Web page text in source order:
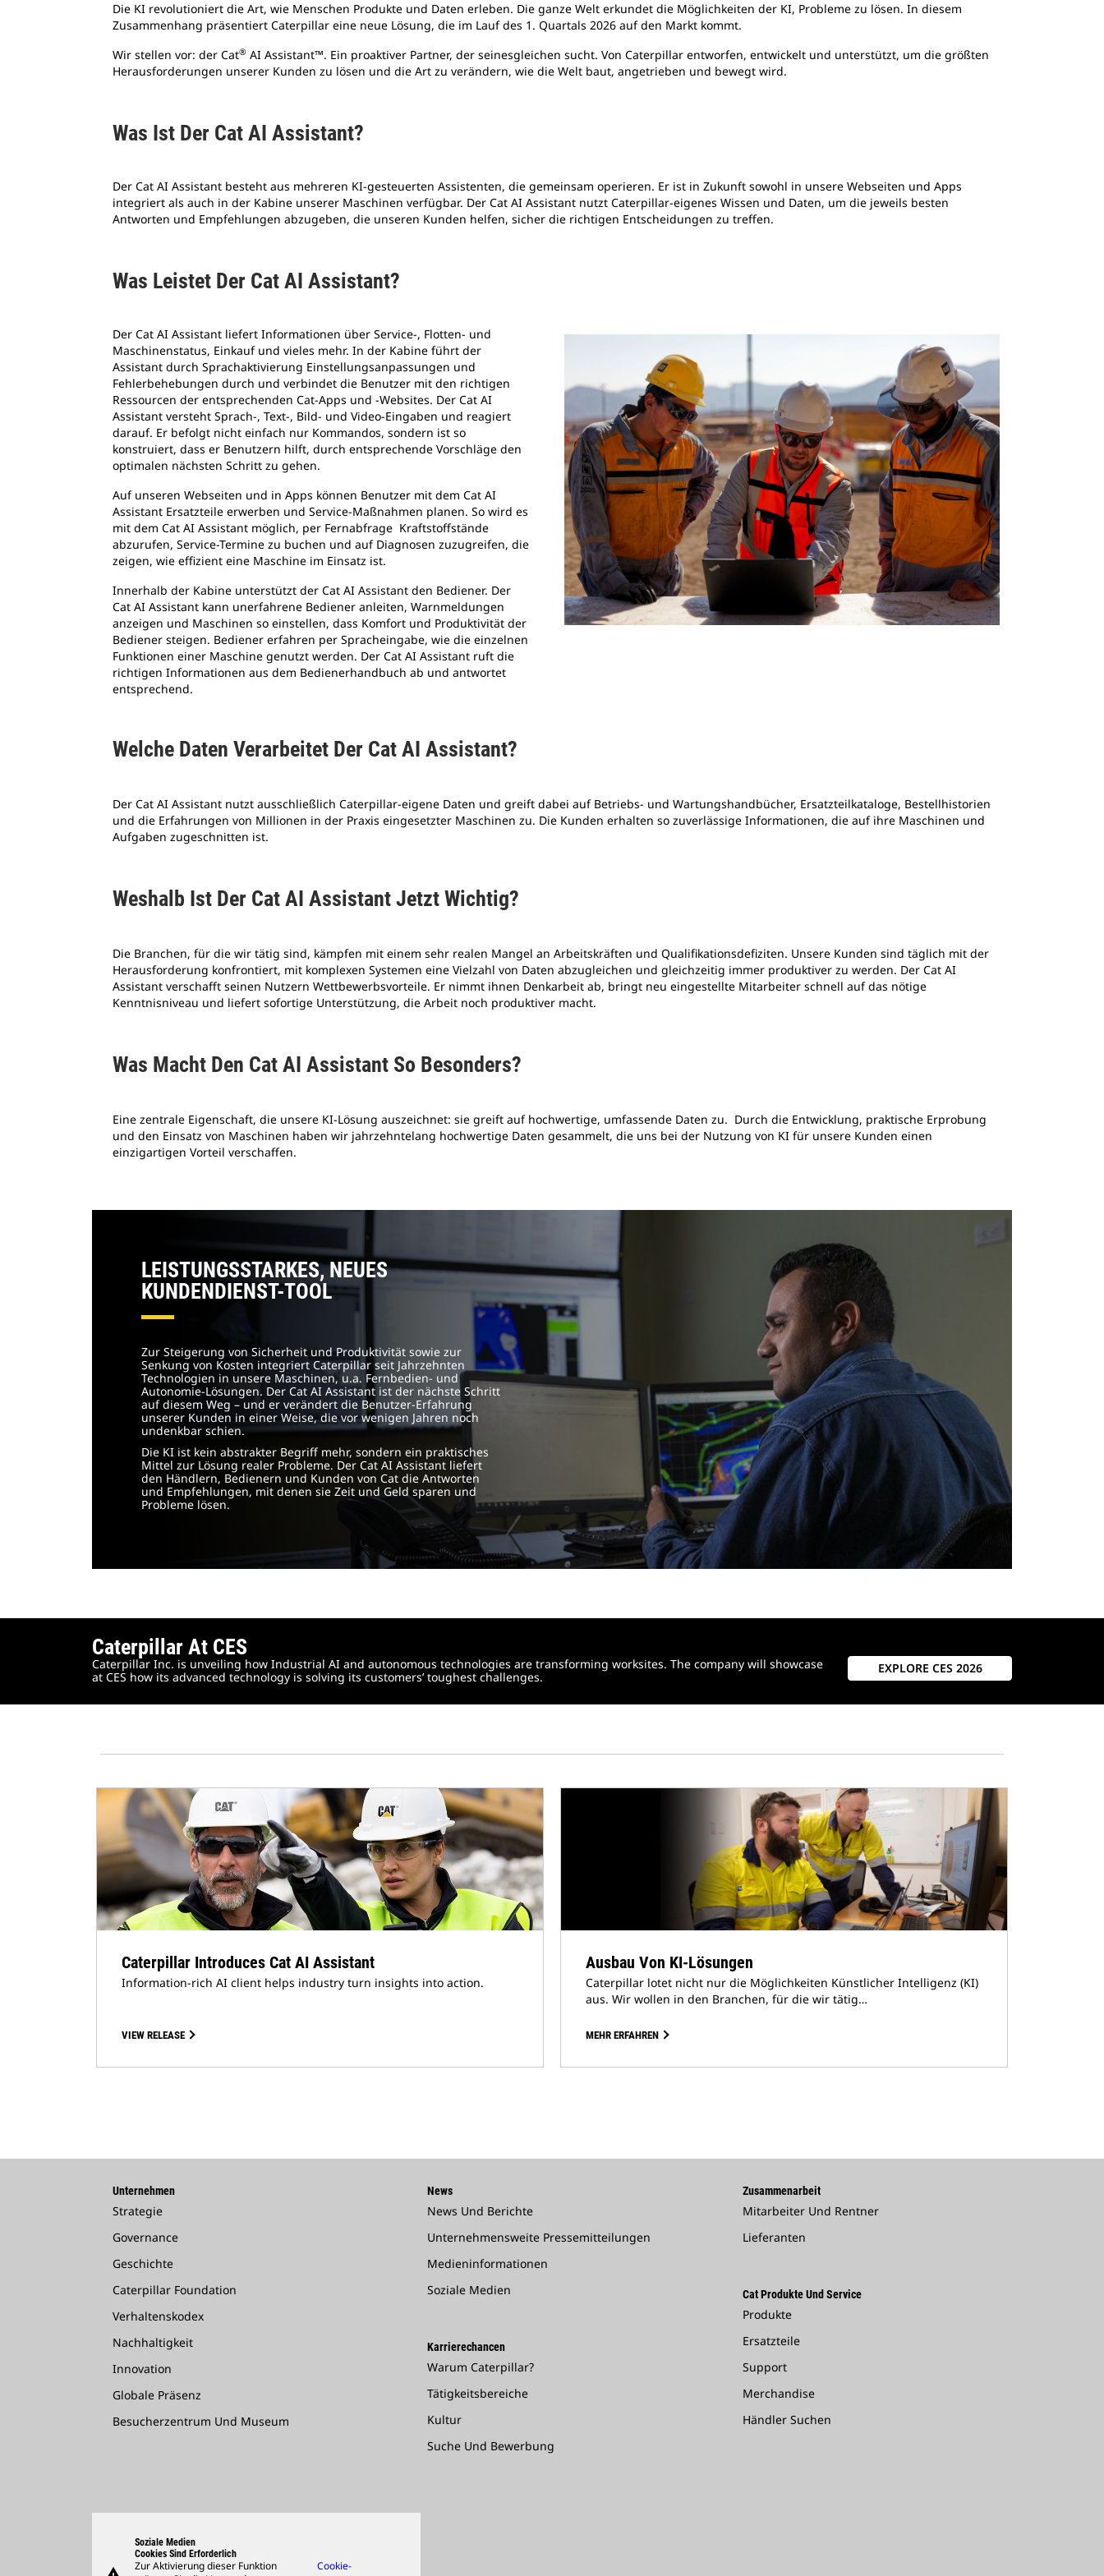
Die KI revolutioniert die Art, wie Menschen Produkte und Daten erleben. Die ganze Welt erkundet die Möglichkeiten der KI, Probleme zu lösen. In diesem
Zusammenhang präsentiert Caterpillar eine neue Lösung, die im Lauf des 1. Quartals 2026 auf den Markt kommt.
Wir stellen vor: der Cat® AI Assistant™. Ein proaktiver Partner, der seinesgleichen sucht. Von Caterpillar entworfen, entwickelt und unterstützt, um die größten
Herausforderungen unserer Kunden zu lösen und die Art zu verändern, wie die Welt baut, angetrieben und bewegt wird.
Was Ist Der Cat AI Assistant?
Der Cat AI Assistant besteht aus mehreren KI-gesteuerten Assistenten, die gemeinsam operieren. Er ist in Zukunft sowohl in unsere Webseiten und Apps
integriert als auch in der Kabine unserer Maschinen verfügbar. Der Cat AI Assistant nutzt Caterpillar-eigenes Wissen und Daten, um die jeweils besten
Antworten und Empfehlungen abzugeben, die unseren Kunden helfen, sicher die richtigen Entscheidungen zu treffen.
Was Leistet Der Cat AI Assistant?
Der Cat AI Assistant liefert Informationen über Service-, Flotten- und
Maschinenstatus, Einkauf und vieles mehr. In der Kabine führt der
Assistant durch Sprachaktivierung Einstellungsanpassungen und
Fehlerbehebungen durch und verbindet die Benutzer mit den richtigen
Ressourcen der entsprechenden Cat-Apps und -Websites. Der Cat AI
Assistant versteht Sprach-, Text-, Bild- und Video-Eingaben und reagiert
darauf. Er befolgt nicht einfach nur Kommandos, sondern ist so
konstruiert, dass er Benutzern hilft, durch entsprechende Vorschläge den
optimalen nächsten Schritt zu gehen.
Auf unseren Webseiten und in Apps können Benutzer mit dem Cat AI
Assistant Ersatzteile erwerben und Service-Maßnahmen planen. So wird es
mit dem Cat AI Assistant möglich, per Fernabfrage Kraftstoffstände
abzurufen, Service-Termine zu buchen und auf Diagnosen zuzugreifen, die
zeigen, wie effizient eine Maschine im Einsatz ist.
Innerhalb der Kabine unterstützt der Cat AI Assistant den Bediener. Der
Cat AI Assistant kann unerfahrene Bediener anleiten, Warnmeldungen
anzeigen und Maschinen so einstellen, dass Komfort und Produktivität der
Bediener steigen. Bediener erfahren per Spracheingabe, wie die einzelnen
Funktionen einer Maschine genutzt werden. Der Cat AI Assistant ruft die
richtigen Informationen aus dem Bedienerhandbuch ab und antwortet
entsprechend.
Welche Daten Verarbeitet Der Cat AI Assistant?
Der Cat AI Assistant nutzt ausschließlich Caterpillar-eigene Daten und greift dabei auf Betriebs- und Wartungshandbücher, Ersatzteilkataloge, Bestellhistorien
und die Erfahrungen von Millionen in der Praxis eingesetzter Maschinen zu. Die Kunden erhalten so zuverlässige Informationen, die auf ihre Maschinen und
Aufgaben zugeschnitten ist.
Weshalb Ist Der Cat AI Assistant Jetzt Wichtig?
Die Branchen, für die wir tätig sind, kämpfen mit einem sehr realen Mangel an Arbeitskräften und Qualifikationsdefiziten. Unsere Kunden sind täglich mit der
Herausforderung konfrontiert, mit komplexen Systemen eine Vielzahl von Daten abzugleichen und gleichzeitig immer produktiver zu werden. Der Cat AI
Assistant verschafft seinen Nutzern Wettbewerbsvorteile. Er nimmt ihnen Denkarbeit ab, bringt neu eingestellte Mitarbeiter schnell auf das nötige
Kenntnisniveau und liefert sofortige Unterstützung, die Arbeit noch produktiver macht.
Was Macht Den Cat AI Assistant So Besonders?
Eine zentrale Eigenschaft, die unsere KI-Lösung auszeichnet: sie greift auf hochwertige, umfassende Daten zu. Durch die Entwicklung, praktische Erprobung
und den Einsatz von Maschinen haben wir jahrzehntelang hochwertige Daten gesammelt, die uns bei der Nutzung von KI für unsere Kunden einen
einzigartigen Vorteil verschaffen.
LEISTUNGSSTARKES, NEUES
KUNDENDIENST-TOOL
Zur Steigerung von Sicherheit und Produktivität sowie zur
Senkung von Kosten integriert Caterpillar seit Jahrzehnten
Technologien in unsere Maschinen, u.a. Fernbedien- und
Autonomie-Lösungen. Der Cat AI Assistant ist der nächste Schritt
auf diesem Weg – und er verändert die Benutzer-Erfahrung
unserer Kunden in einer Weise, die vor wenigen Jahren noch
undenkbar schien.
Die KI ist kein abstrakter Begriff mehr, sondern ein praktisches
Mittel zur Lösung realer Probleme. Der Cat AI Assistant liefert
den Händlern, Bedienern und Kunden von Cat die Antworten
und Empfehlungen, mit denen sie Zeit und Geld sparen und
Probleme lösen.
Caterpillar At CES
Caterpillar Inc. is unveiling how Industrial AI and autonomous technologies are transforming worksites. The company will showcase
at CES how its advanced technology is solving its customers’ toughest challenges.
EXPLORE CES 2026
Caterpillar Introduces Cat AI Assistant
Information-rich AI client helps industry turn insights into action.
VIEW RELEASE
Ausbau Von KI-Lösungen
Caterpillar lotet nicht nur die Möglichkeiten Künstlicher Intelligenz (KI)
aus. Wir wollen in den Branchen, für die wir tätig…
MEHR ERFAHREN
Unternehmen
Strategie
Governance
Geschichte
Caterpillar Foundation
Verhaltenskodex
Nachhaltigkeit
Innovation
Globale Präsenz
Besucherzentrum Und Museum
News
News Und Berichte
Unternehmensweite Pressemitteilungen
Medieninformationen
Soziale Medien
Karrierechancen
Warum Caterpillar?
Tätigkeitsbereiche
Kultur
Suche Und Bewerbung
Zusammenarbeit
Mitarbeiter Und Rentner
Lieferanten
Cat Produkte Und Service
Produkte
Ersatzteile
Support
Merchandise
Händler Suchen
Soziale Medien
Cookies Sind Erforderlich
Zur Aktivierung dieser Funktion
Cookie-